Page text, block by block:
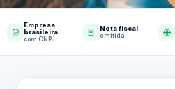
Empresa
brasileira
com CNPJ
Nota fiscal
emitida